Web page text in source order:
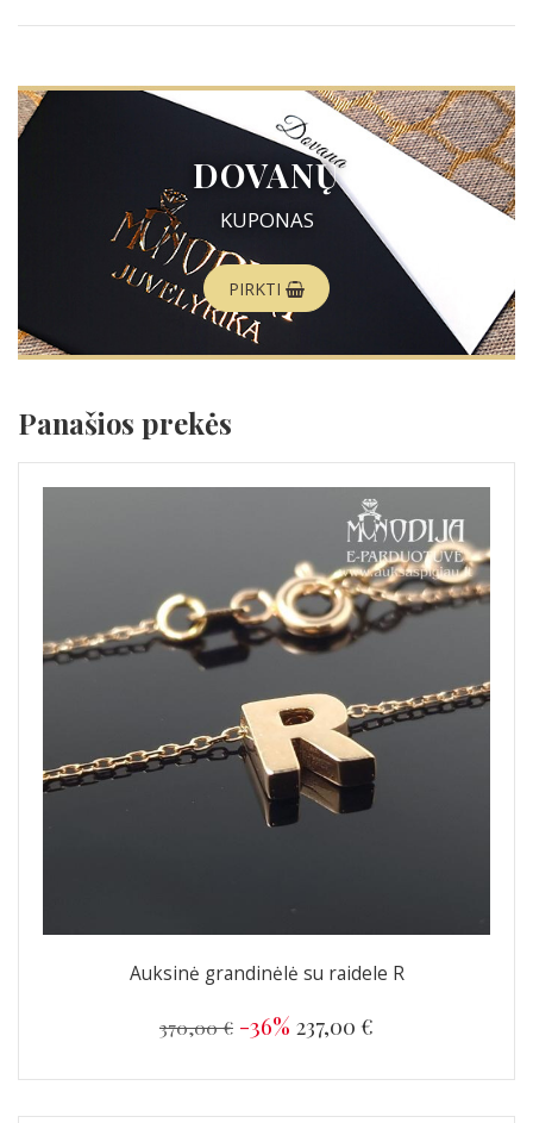
DOVANŲ
KUPONAS
PIRKTI
Panašios prekės
Auksinė grandinėlė su raidele R
370,00 € -36% 237,00 €